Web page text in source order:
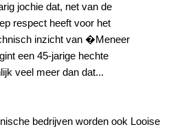
jochie dat, net van de
respect heeft voor het
inzicht van �Meneer
een 45-jarige hechte
veel meer dan dat...
bedrijven worden ook Looise